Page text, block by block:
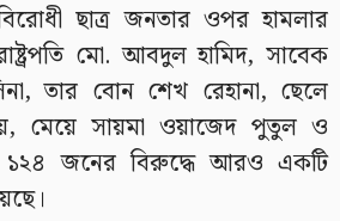
ছাত্র জনতার ওপর হামলার
মো. আবদুল হামিদ, সাবেক
তার বোন শেখ রেহানা, ছেলে
মেয়ে সায়মা ওয়াজেদ পুতুল ও
১২৪ জনের বিরুদ্ধে আরও একটি